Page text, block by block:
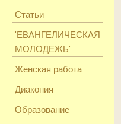
Статьи
'ЕВАНГЕЛИЧЕСКАЯ
МОЛОДЕЖЬ'
Женская работа
Диакония
Образование